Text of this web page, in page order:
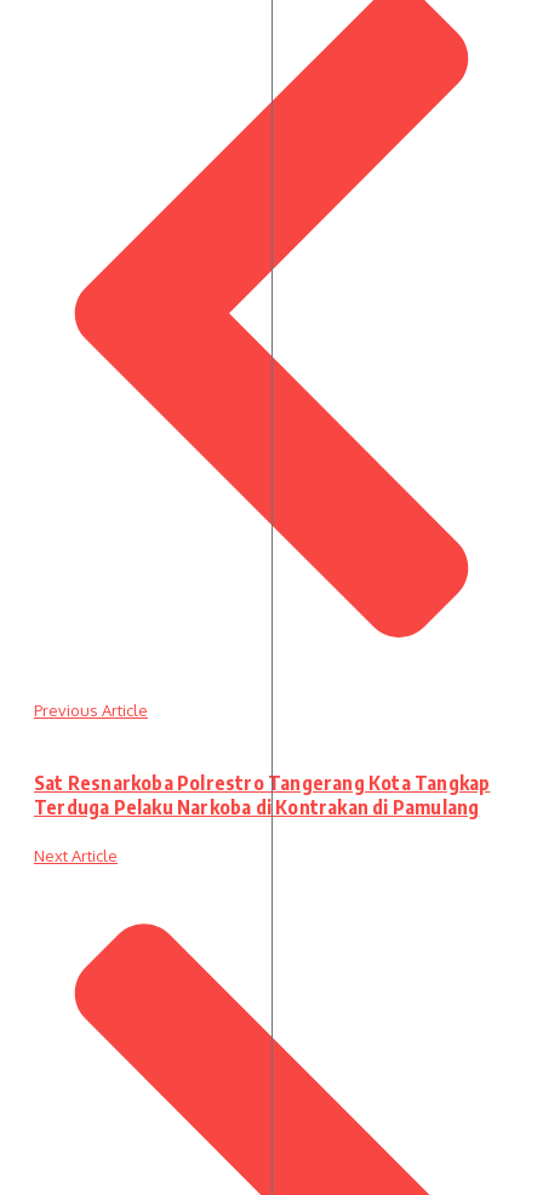
Previous Article
Sat Resnarkoba Polrestro Tangerang Kota Tangkap
Terduga Pelaku Narkoba di Kontrakan di Pamulang
Next Article